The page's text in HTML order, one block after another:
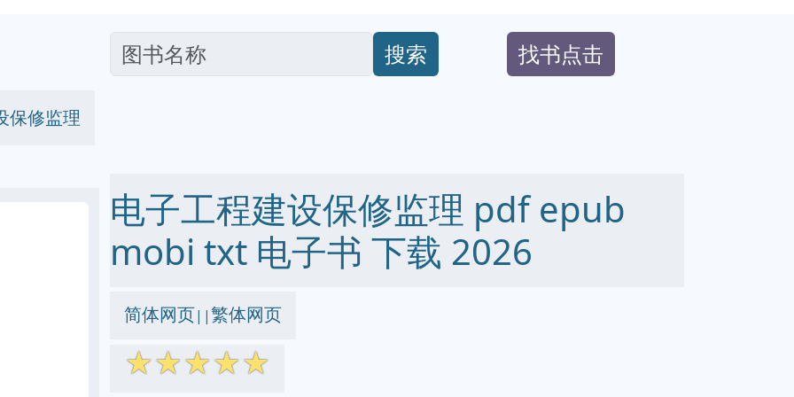
搜索 找书点击
保修监理
电子工程建设保修监理 pdf epub
mobi txt 电子书 下载 2026
简体网页||繁体网页
☆☆☆☆☆